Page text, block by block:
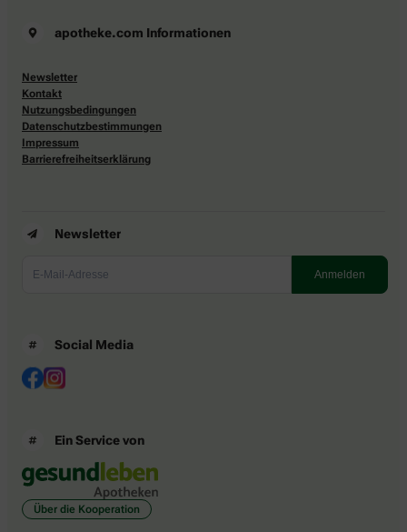
apotheke.com Informationen
Newsletter
Kontakt
Nutzungsbedingungen
Datenschutzbestimmungen
Impressum
Barrierefreiheitserklärung
Newsletter
Social Media
Ein Service von
Über die Kooperation